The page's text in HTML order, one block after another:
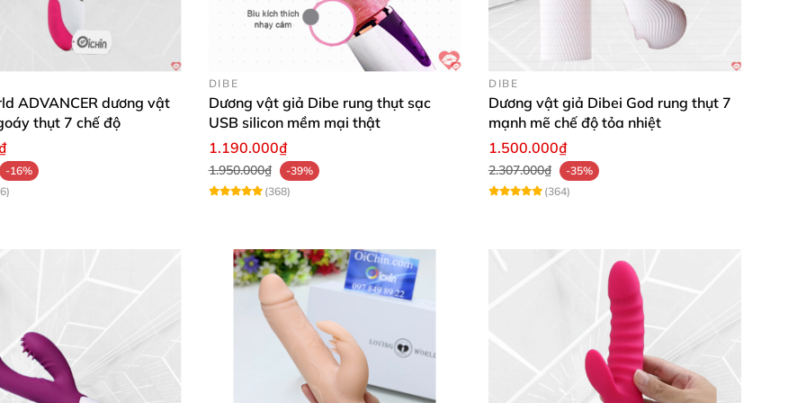
ấn tượng.
đa.
mưa” kéo dài.
ADVANCER dương vật
thụt 7 chế độ
-16%
DIBE
Dương vật giả Dibe rung thụt sạc
USB silicon mềm mại thật
1.190.000₫
1.950.000₫
-39%
(368)
DIBE
Dương vật giả Dibei God rung thụt 7
mạnh mẽ chế độ tỏa nhiệt
1.500.000₫
2.307.000₫
-35%
(364)